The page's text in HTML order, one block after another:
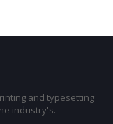
and typesetting
industry's.